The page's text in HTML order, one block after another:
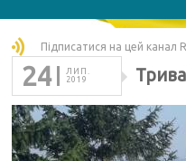
Підписатися на цей канал
24
ЛИП.
2019